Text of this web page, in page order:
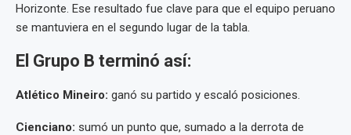
Horizonte. Ese resultado fue clave para que el equipo peruano
se mantuviera en el segundo lugar de la tabla.
El Grupo B terminó así:
Atlético Mineiro: ganó su partido y escaló posiciones.
Cienciano: sumó un punto que, sumado a la derrota de